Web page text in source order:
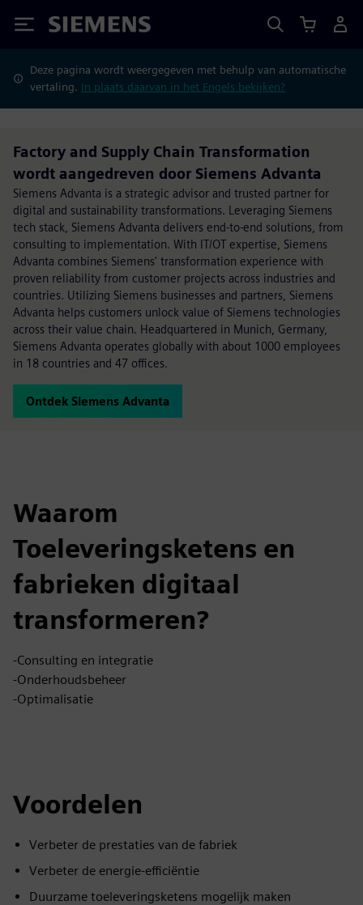
Siemens
Deze pagina wordt weergegeven met behulp van automatische
vertaling. In plaats daarvan in het Engels bekijken?
Factory and Supply Chain Transformation
wordt aangedreven door Siemens Advanta
Siemens Advanta is a strategic advisor and trusted partner for
digital and sustainability transformations. Leveraging Siemens
tech stack, Siemens Advanta delivers end-to-end solutions, from
consulting to implementation. With IT/OT expertise, Siemens
Advanta combines Siemens' transformation experience with
proven reliability from customer projects across industries and
countries. Utilizing Siemens businesses and partners, Siemens
Advanta helps customers unlock value of Siemens technologies
across their value chain. Headquartered in Munich, Germany,
Siemens Advanta operates globally with about 1000 employees
in 18 countries and 47 offices.
Ontdek Siemens Advanta
Waarom
Toeleveringsketens en
fabrieken digitaal
transformeren?
-Consulting en integratie
-Onderhoudsbeheer
-Optimalisatie
Voordelen
Verbeter de prestaties van de fabriek
Verbeter de energie-efficiëntie
Duurzame toeleveringsketens mogelijk maken